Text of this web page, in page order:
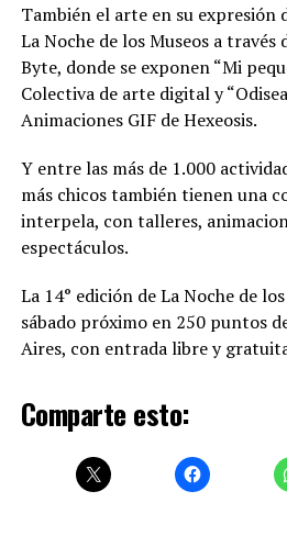
También el arte en su expresión
La Noche de los Museos a través
Byte, donde se exponen “Mi
Colectiva de arte digital y
Animaciones GIF de Hexeosis.
Y entre las más de 1.000
más chicos también tienen una
interpela, con talleres,
espectáculos.
La 14° edición de La Noche de
sábado próximo en 250 puntos
Aires, con entrada libre y
Comparte esto: